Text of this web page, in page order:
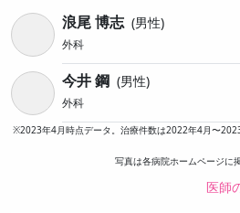
浪尾 博志 男性
外科
今井 鋼 男性
外科
※2023年4月時点データ。治療件数は2022年4月〜
写真は各病院ホームページに
医師